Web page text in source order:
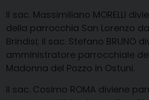
Il sac. Massimiliano MORELLI
della parrocchia San Lorenzo
Brindisi; il sac. Stefano BRUNO
amministratore parrocchiale
Madonna del Pozzo in Ostuni.
Il sac. Cosimo ROMA diviene